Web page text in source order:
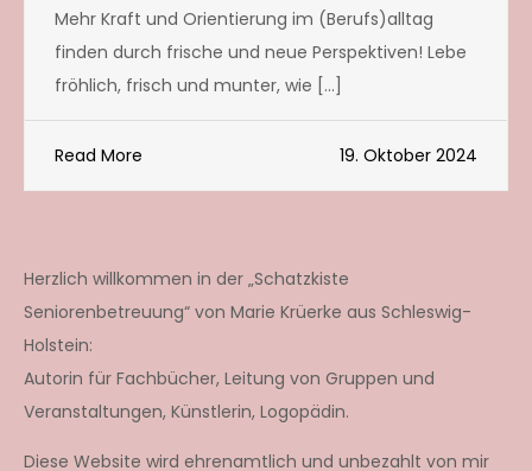
Mehr Kraft und Orientierung im (Berufs)alltag
finden durch frische und neue Perspektiven! Lebe
fröhlich, frisch und munter, wie […]
Read More 19. Oktober 2024
Herzlich willkommen in der „Schatzkiste
Seniorenbetreuung“ von Marie Krüerke aus Schleswig-
Holstein:
Autorin für Fachbücher, Leitung von Gruppen und
Veranstaltungen, Künstlerin, Logopädin.
Diese Website wird ehrenamtlich und unbezahlt von mir